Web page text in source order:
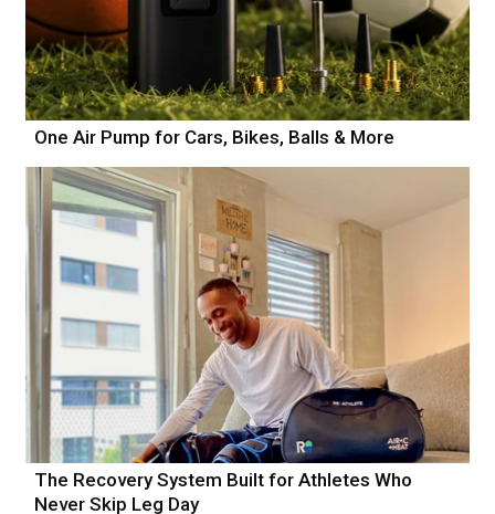
One Air Pump for Cars, Bikes, Balls & More
The Recovery System Built for Athletes Who
Never Skip Leg Day